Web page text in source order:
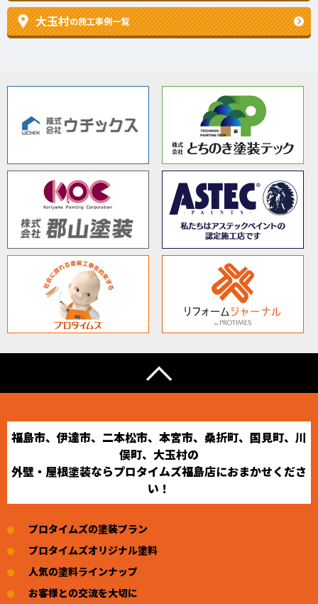
大玉村の施工事例一覧
福島市、伊達市、二本松市、本宮市、桑折町、国見町、川
俣町、大玉村の
外壁・屋根塗装ならプロタイムズ福島店におまかせくださ
い！
プロタイムズの塗装プラン
プロタイムズオリジナル塗料
人気の塗料ラインナップ
お客様との交流を大切に